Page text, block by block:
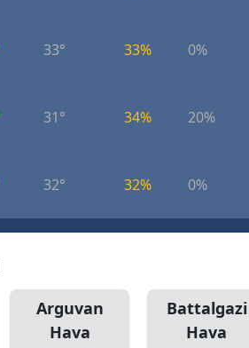
33° 33% 0%
31° 34% 20%
32° 32% 0%
Arguvan
Hava
Battalgazi
Hava